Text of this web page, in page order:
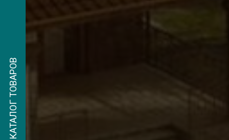
КАТАЛОГ ТОВАРОВ